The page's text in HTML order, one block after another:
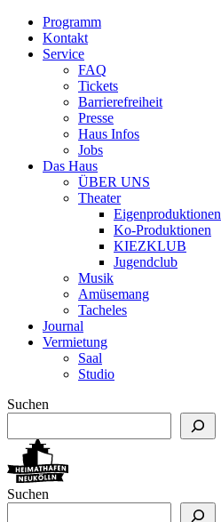
Programm
Kontakt
Service
FAQ
Tickets
Barrierefreiheit
Presse
Haus Infos
Jobs
Das Haus
ÜBER UNS
Theater
Eigenproduktionen
Ko-Produktionen
KIEZKLUB
Jugendclub
Musik
Amüsemang
Tacheles
Journal
Vermietung
Saal
Studio
Suchen
Suchen